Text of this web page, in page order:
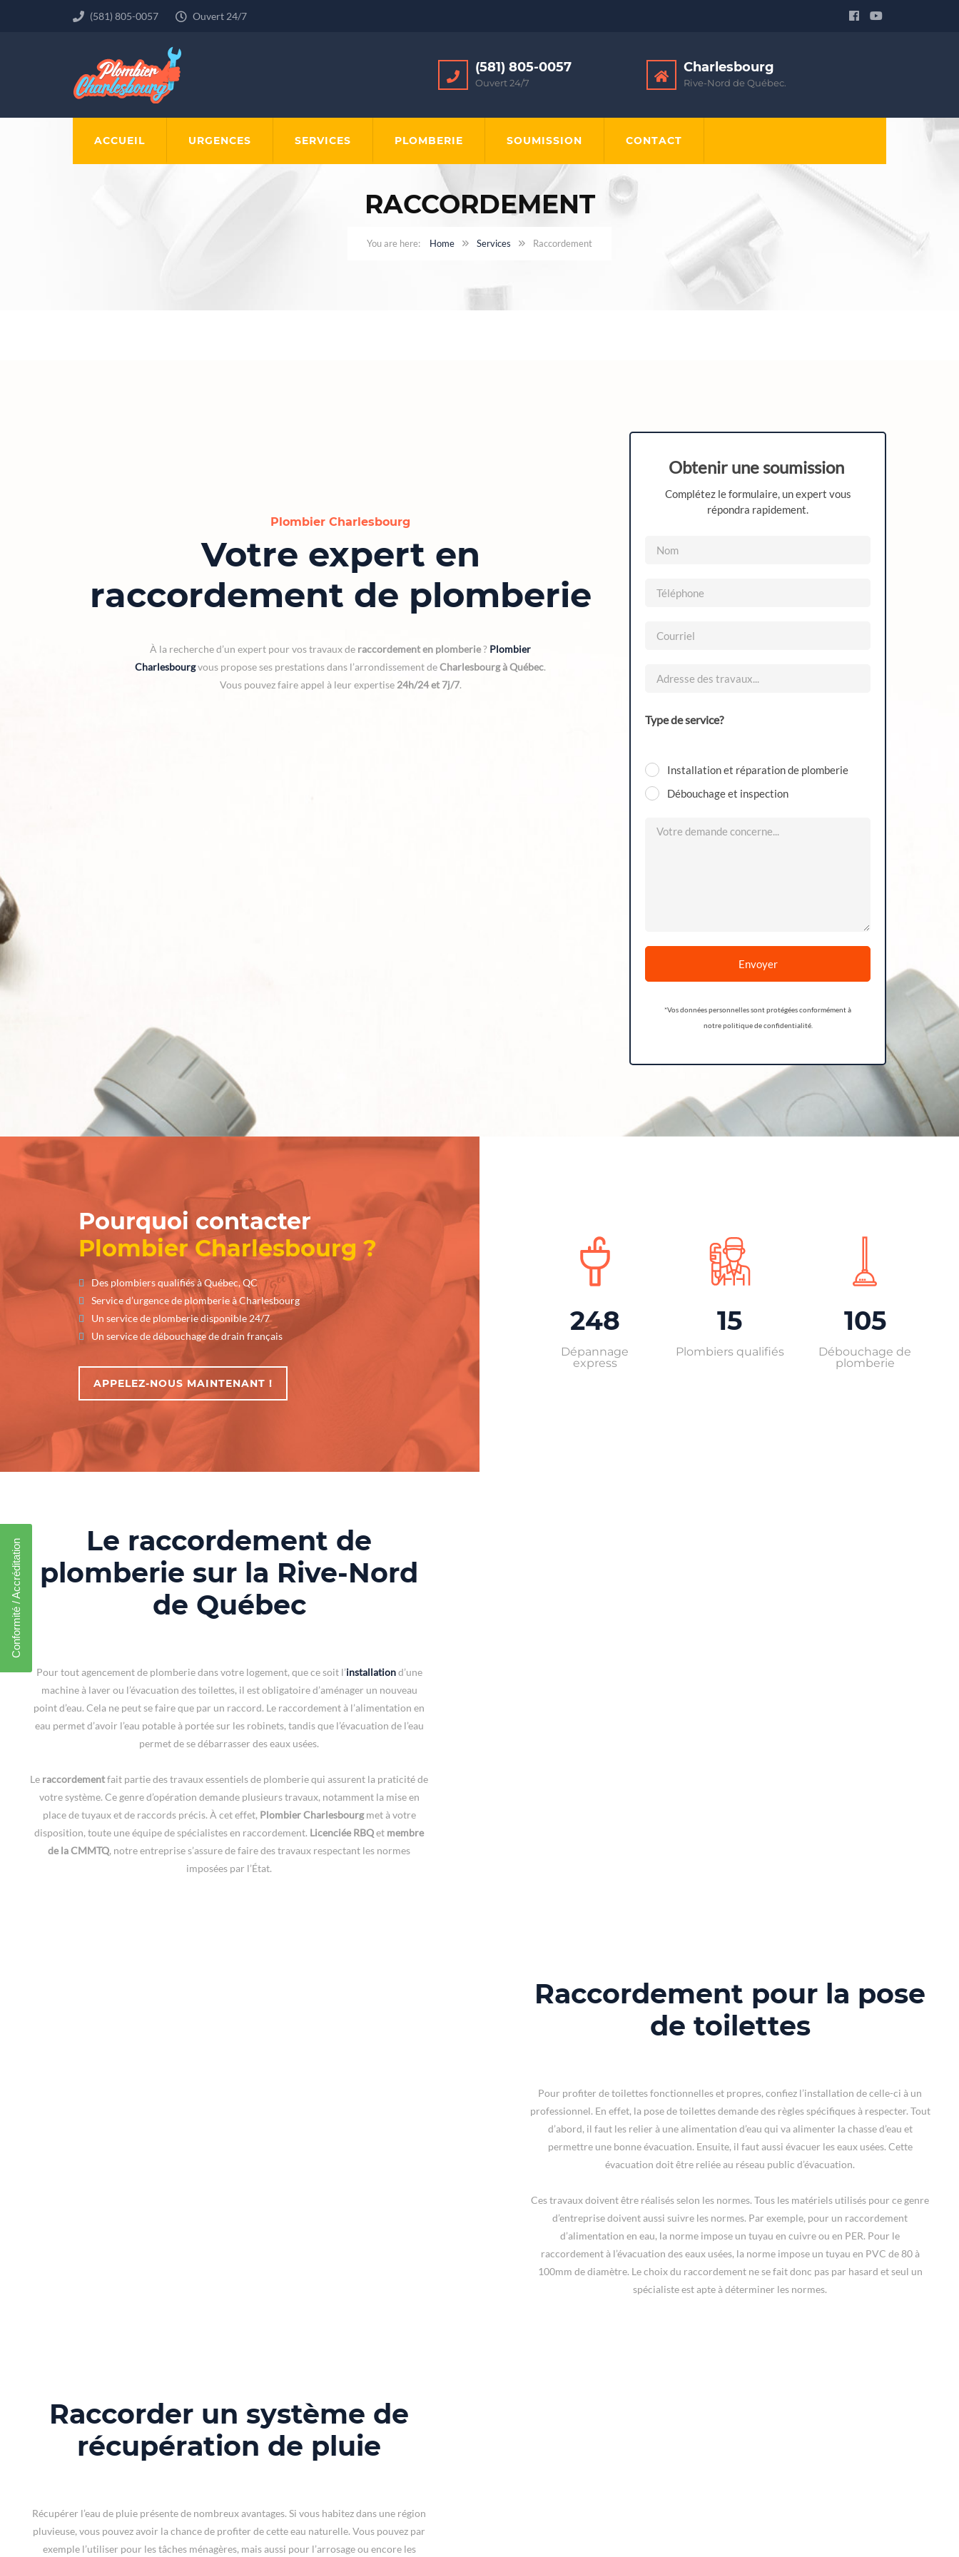
(581) 805-0057 Ouvert 24/7
(581) 805-0057
Ouvert 24/7
Charlesbourg
Rive-Nord de Québec.
ACCUEIL URGENCES SERVICES PLOMBERIE SOUMISSION CONTACT
RACCORDEMENT
Home Services Raccordement
Plombier Charlesbourg
Votre expert en
raccordement de plomberie
À la recherche d’un expert pour vos travaux de raccordement en plomberie? Plombier
Charlesbourgvous propose ses prestations dans l’arrondissement deCharlesbourg à Québec.
Vous pouvez faire appel à leur expertise 24h/24 et 7j/7.
Obtenir une soumission
Complétez le formulaire, un expert vous
répondra rapidement.
Type de service?
Installation et réparation de plomberie
Débouchage et inspection
Envoyer
*Vos données personnelles sont protégées conformément à
notre politique de confidentialité.
Pourquoi contacter
Plombier Charlesbourg ?
Des plombiers qualifiés à Québec, QC
Service d’urgence de plomberie à Charlesbourg
Un service de plomberie disponible 24/7
Un service de débouchage de drain français
APPELEZ-NOUS MAINTENANT !
248
Dépannage
express
15
Plombiers qualifiés
105
Débouchage de
plomberie
Le raccordement de
plomberie sur la Rive-Nord
de Québec
Pour tout agencement de plomberie dans votre logement, que ce soit l’installationd’une
machine à laver ou l’évacuation des toilettes, il est obligatoire d’aménager un nouveau
point d’eau. Cela ne peut se faire que par un raccord. Le raccordement à l’alimentation en
eau permet d’avoir l’eau potable à portée sur les robinets, tandis que l’évacuation de l’eau
permet de se débarrasser des eaux usées.
Le raccordementfait partie des travaux essentiels de plomberie qui assurent la praticité de
votre système. Ce genre d’opération demande plusieurs travaux, notamment la mise en
place de tuyaux et de raccords précis. À cet effet, Plombier Charlesbourgmet à votre
disposition, toute une équipe de spécialistes en raccordement. Licenciée RBQet membre
de la CMMTQ, notre entreprise s’assure de faire des travaux respectant les normes
imposées par l’État.
Raccordement pour la pose
de toilettes
Pour profiter de toilettes fonctionnelles et propres, confiez l’installation de celle-ci à un
professionnel. En effet, la pose de toilettes demande des règles spécifiques à respecter. Tout
d’abord, il faut les relier à une alimentation d’eau qui va alimenter la chasse d’eau et
permettre une bonne évacuation. Ensuite, il faut aussi évacuer les eaux usées. Cette
évacuation doit être reliée au réseau public d’évacuation.
Ces travaux doivent être réalisés selon les normes. Tous les matériels utilisés pour ce genre
d’entreprise doivent aussi suivre les normes. Par exemple, pour un raccordement
d’alimentation en eau, la norme impose un tuyau en cuivre ou en PER. Pour le
raccordement à l’évacuation des eaux usées, la norme impose un tuyau en PVC de 80 à
100mm de diamètre. Le choix du raccordement ne se fait donc pas par hasard et seul un
spécialiste est apte à déterminer les normes.
Raccorder un système de
récupération de pluie
Récupérer l’eau de pluie présente de nombreux avantages. Si vous habitez dans une région
pluvieuse, vous pouvez avoir la chance de profiter de cette eau naturelle. Vous pouvez par
exemple l’utiliser pour les tâches ménagères, mais aussi pour l’arrosage ou encore les
Conformité / Accréditation